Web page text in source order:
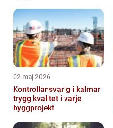
02 maj 2026
Kontrollansvarig i kalmar
trygg kvalitet i varje
byggprojekt